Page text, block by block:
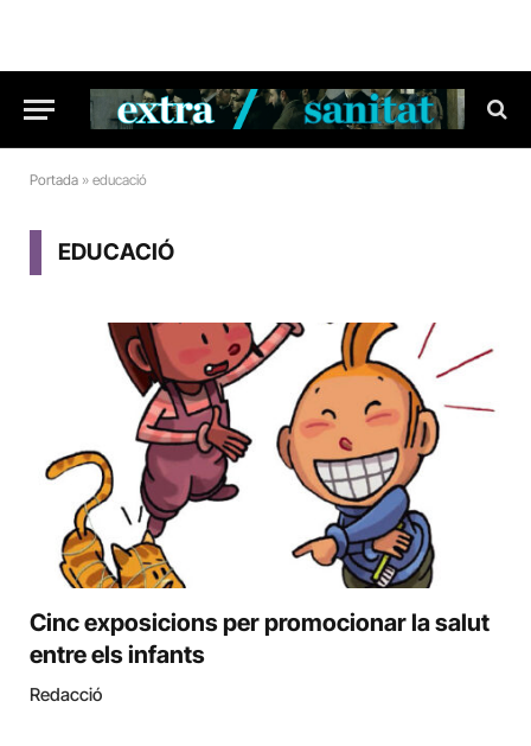
Portada » educació
EDUCACIÓ
Cinc exposicions per promocionar la salut
entre els infants
Redacció